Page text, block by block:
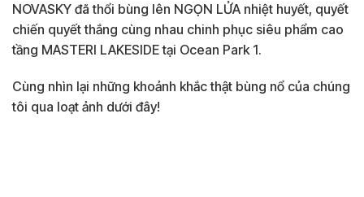
NOVASKY đã thổi bùng lên NGỌN LỬA nhiệt huyết, quyết
chiến quyết thắng cùng nhau chinh phục siêu phẩm cao
tầng MASTERI LAKESIDE tại Ocean Park 1.
Cùng nhìn lại những khoảnh khắc thật bùng nổ của chúng
tôi qua loạt ảnh dưới đây!